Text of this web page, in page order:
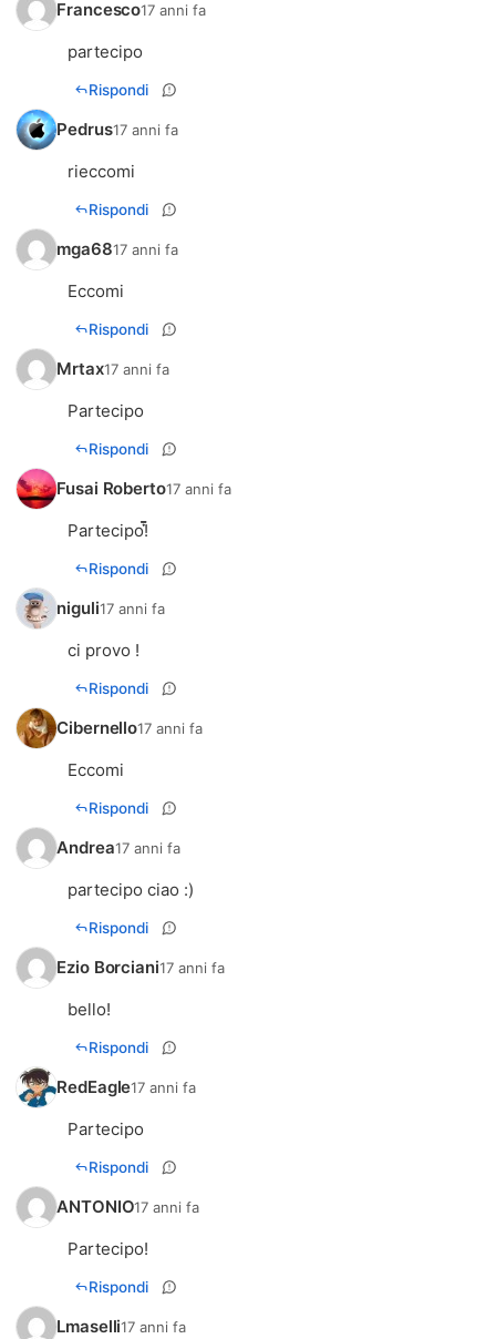
Francesco17 anni fa
partecipo
Rispondi
Pedrus17 anni fa
rieccomi
Rispondi
mga6817 anni fa
Eccomi
Rispondi
Mrtax17 anni fa
Partecipo
Rispondi
Fusai Roberto17 anni fa
Partecipo!
Rispondi
niguli17 anni fa
ci provo !
Rispondi
Cibernello17 anni fa
Eccomi
Rispondi
Andrea17 anni fa
partecipo ciao :)
Rispondi
Ezio Borciani17 anni fa
bello!
Rispondi
RedEagle17 anni fa
Partecipo
Rispondi
ANTONIO17 anni fa
Partecipo!
Rispondi
Lmaselli17 anni fa